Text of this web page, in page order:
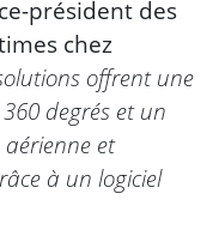
président des
chez
offrent une
degrés et un
et
à un logiciel